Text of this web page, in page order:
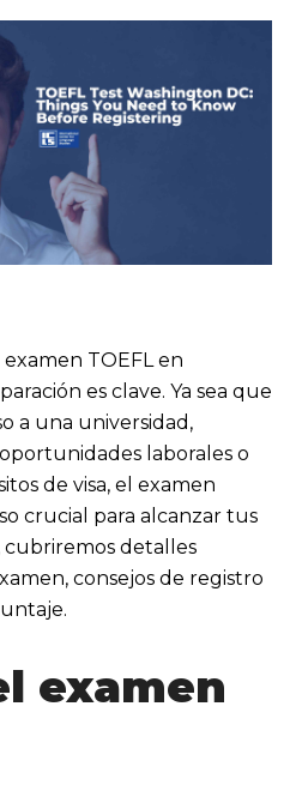
TOEFL en
es clave. Ya sea que
a una universidad,
laborales o
de visa, el examen
crucial para alcanzar tus
cubriremos detalles
consejos de registro
examen